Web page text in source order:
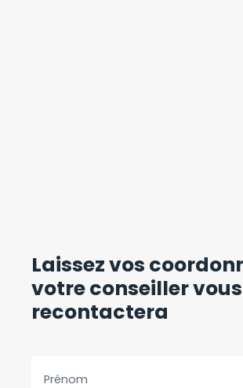
Laissez vos
votre conseiller vous
recontactera
Prénom